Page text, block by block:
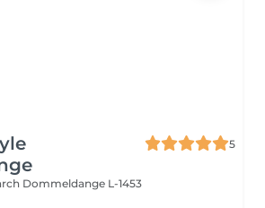
5
Dommeldange L-1453